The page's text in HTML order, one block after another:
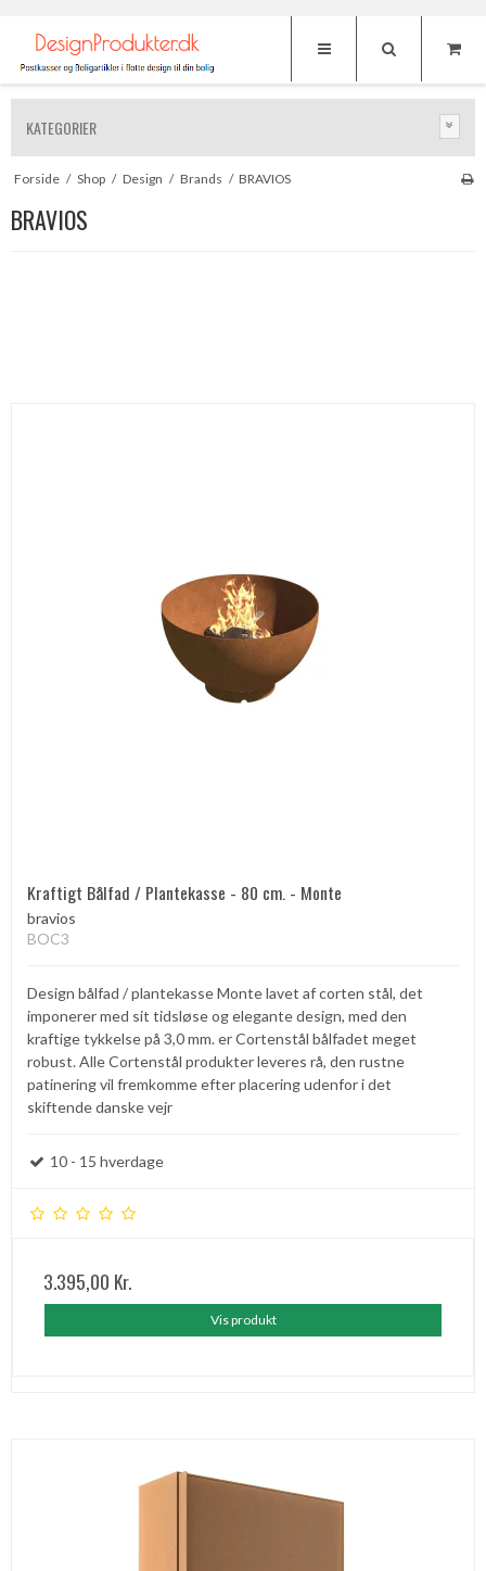
KATEGORIER
Forside / Shop / Design / Brands / BRAVIOS
BRAVIOS
Kraftigt Bålfad / Plantekasse - 80 cm. - Monte
bravios
BOC3
Design bålfad / plantekasse Monte lavet af corten stål, det
imponerer med sit tidsløse og elegante design, med den
kraftige tykkelse på 3,0 mm. er Cortenstål bålfadet meget
robust. Alle Cortenstål produkter leveres rå, den rustne
patinering vil fremkomme efter placering udenfor i det
skiftende danske vejr
10 - 15 hverdage
3.395,00 Kr.
Vis produkt